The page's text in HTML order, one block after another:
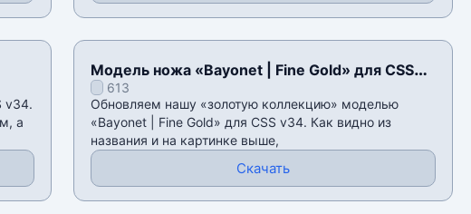
v34.
а
Модель ножа «Bayonet | Fine Gold» для CSS
v34613
Обновляем нашу «золотую коллекцию» моделью
«Bayonet | Fine Gold» для CSS v34. Как видно из
названия и на картинке выше,
Скачать